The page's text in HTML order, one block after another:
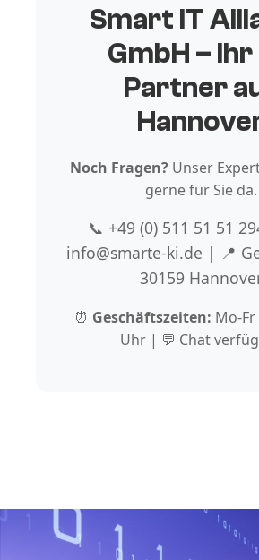
Smart IT
GmbH – Ihr
Partner
Noch Fragen?Unser
gerne für Sie da.
📞 +49 (0) 511 51 51
info@smarte-ki.de | 📍
30159
⏰ Geschäftszeiten: Mo-Fr
Uhr | 💬 Chat